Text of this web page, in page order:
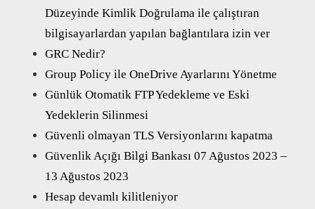
Düzeyinde Kimlik Doğrulama ile çalıştıran
bilgisayarlardan yapılan bağlantılara izin ver
GRC Nedir?
Group Policy ile OneDrive Ayarlarını Yönetme
Günlük Otomatik FTP Yedekleme ve Eski
Yedeklerin Silinmesi
Güvenli olmayan TLS Versiyonlarını kapatma
Güvenlik Açığı Bilgi Bankası 07 Ağustos 2023 –
13 Ağustos 2023
Hesap devamlı kilitleniyor